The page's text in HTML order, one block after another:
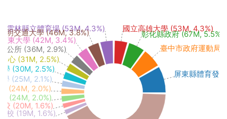
屏東縣體育發
臺中市政府運動局
彰化縣政府 (67M, 5.5%)
國立高雄大學 (53M, 4.3%)
雲林縣立體育場 (53M, 4.3%)
明交通大學 (46M, 3.8%)
東大學 (42M, 3.4%)
公所 (36M, 2.9%)
心 (31M, 2.5%)
學 (30M, 2.5%)
(25M, 2.1%)
(24M, 2.0%)
(24M, 2.0%)
(20M, 1.6%)
校 (19M, 1.6%)